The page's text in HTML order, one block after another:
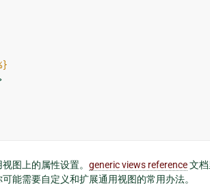
图上的属性设置。 generic views reference文
能需要自定义和扩展通用视图的常用办法。